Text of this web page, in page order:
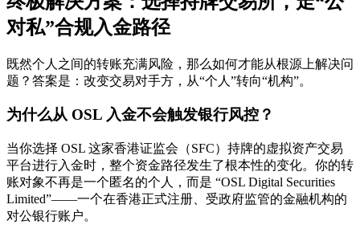
对私”合规入金路径
既然个人之间的转账充满风险，那么如何才能从根源上解决问
题？答案是： 改变交易对手方，从“个人”转向“机构”。
为什么从 OSL 入金不会触发银行风控？
当你选择 OSL 这家香港证监会（SFC）持牌的虚拟资产交易
平台进行入金时，整个资金路径发生了根本性的变化。你的转
账对象不再是一个匿名的个人，而是 “OSL Digital Securities
Limited”——一个在香港正式注册、受政府监管的金融机构的
对公银行账户。